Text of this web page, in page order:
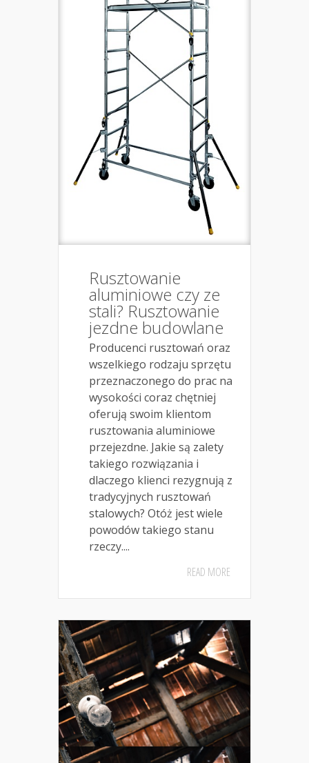
Rusztowanie
aluminiowe czy ze
stali? Rusztowanie
jezdne budowlane
Producenci rusztowań oraz
wszelkiego rodzaju sprzętu
przeznaczonego do prac na
wysokości coraz chętniej
oferują swoim klientom
rusztowania aluminiowe
przejezdne. Jakie są zalety
takiego rozwiązania i
dlaczego klienci rezygnują z
tradycyjnych rusztowań
stalowych? Otóż jest wiele
powodów takiego stanu
rzeczy....
READ MORE